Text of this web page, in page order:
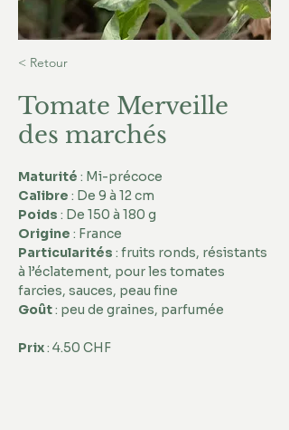
< Retour
Tomate Merveille
des marchés
Maturité : Mi-précoce
Calibre : De 9 à 12 cm
Poids : De 150 à 180 g
Origine : France
Particularités : fruits ronds, résistants
à l’éclatement, pour les tomates
farcies, sauces, peau fine
Goût : peu de graines, parfumée
Prix : 4.50 CHF